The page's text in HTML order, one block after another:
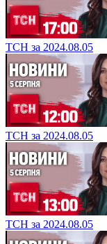
ТСН за 2024.08.05
ТСН за 2024.08.05
ТСН за 2024.08.05